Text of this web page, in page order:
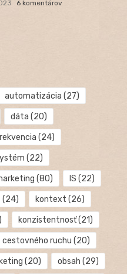
6 komentárov
automatizácia (27)
dáta (20)
(24)
(22)
(80) IS (22)
(24) kontext (26)
konzistentnosť(21)
ruchu (20)
(20) obsah (29)